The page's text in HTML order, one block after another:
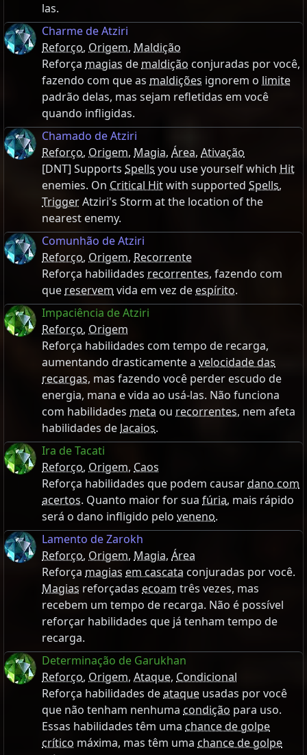
las.
Charme de Atziri
Reforço, Origem, Maldição
Reforça magias de maldição conjuradas por você,
fazendo com que as maldições ignorem o limite
padrão delas, mas sejam refletidas em você
quando infligidas.
Chamado de Atziri
Reforço, Origem, Magia, Área, Ativação
[DNT] Supports Spells you use yourself which Hit
enemies. On Critical Hitwith supported Spells,
TriggerAtziri's Storm at the location of the
nearest enemy.
Comunhão de Atziri
Reforço, Origem, Recorrente
Reforça habilidades recorrentes, fazendo com
que reservem vida em vez deespírito.
Impaciência de Atziri
Reforço, Origem
Reforça habilidades com tempo de recarga,
aumentando drasticamente a velocidade das
recargas, mas fazendo você perder escudo de
energia, mana e vida ao usá-las. Não funciona
com habilidades meta ou recorrentes, nem afeta
habilidades de lacaios.
Ira de Tacati
Reforço, Origem, Caos
Reforça habilidades que podem causardano com
acertos. Quanto maior for sua fúria, mais rápido
será o dano infligido pelo veneno.
Lamento de Zarokh
Reforço, Origem, Magia, Área
Reforça magias em cascata conjuradas por você.
Magias reforçadas ecoam três vezes, mas
recebem um tempo de recarga. Não é possível
reforçar habilidades que já tenham tempo de
recarga.
Determinação de Garukhan
Reforço, Origem, Ataque, Condicional
Reforça habilidades deataque usadas por você
que não tenham nenhuma condição para uso.
Essas habilidades têm uma chance de golpe
crítico máxima, mas têm uma chance de golpe